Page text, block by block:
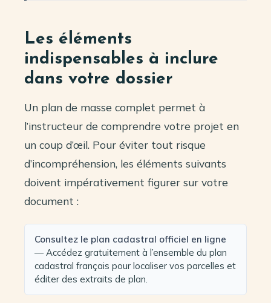
Les éléments
indispensables à inclure
dans votre dossier
Un plan de masse complet permet à
l’instructeur de comprendre votre projet en
un coup d’œil. Pour éviter tout risque
d’incompréhension, les éléments suivants
doivent impérativement figurer sur votre
document :
Consultez le plan cadastral officiel en ligne
— Accédez gratuitement à l’ensemble du plan
cadastral français pour localiser vos parcelles et
éditer des extraits de plan.